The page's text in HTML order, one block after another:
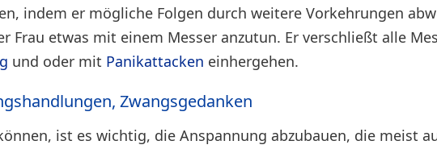
indem er mögliche Folgen durch weitere Vorkehrungen
Frau etwas mit einem Messer anzutun. Er verschließt alle
und oder mit Panikattacken einhergehen.
Zwangsgedanken
ist es wichtig, die Anspannung abzubauen, die meist